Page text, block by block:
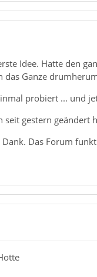
Idee. Hatte den
das Ganze
probiert ... und
seit gestern geändert
Das Forum